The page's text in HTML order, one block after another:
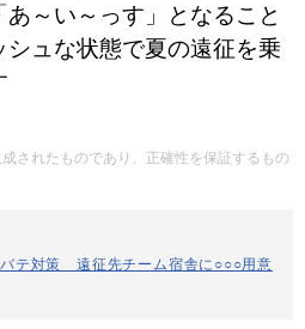
～い～っす」となること
ュな状態で夏の遠征を乗
されたものであり、正確性を保証するもの
テ対策 遠征先チーム宿舎に○○○用意